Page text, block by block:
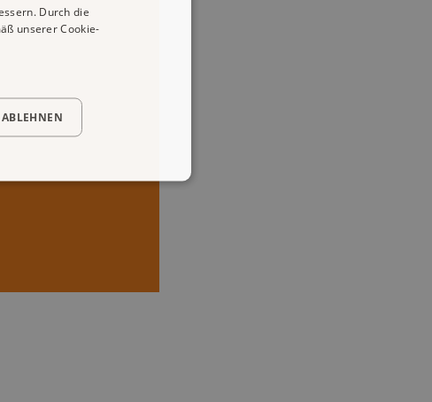
Durch die
unserer Cookie-